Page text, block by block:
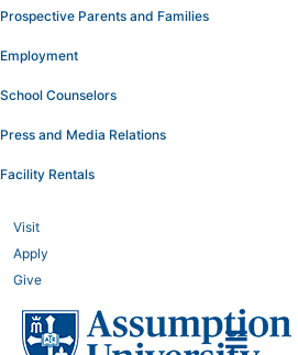
Prospective Parents and Families
Employment
School Counselors
Press and Media Relations
Facility Rentals
Visit
Apply
Give